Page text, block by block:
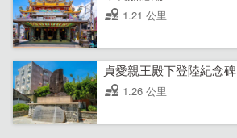
1.21 公里
貞愛親王殿下登陸紀念碑
1.26 公里